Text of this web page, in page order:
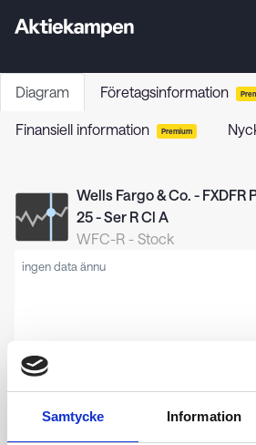
Samtycke Information
Diagram Företagsinformation
Finansiell information Premium
Wells Fargo & Co. - FXDFR
25 - Ser R Cl A
WFC-R - Stock
ingen data ännu